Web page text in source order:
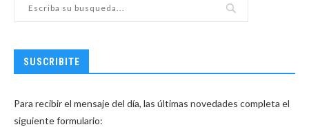
SUSCRIBITE
Para recibir el mensaje del día, las últimas novedades completa el
siguiente formulario: